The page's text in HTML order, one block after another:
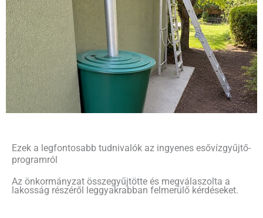
Ezek a legfontosabb tudnivalók az ingyenes esővízgyűjtő-
programról
Az önkormányzat összegyűjtötte és megválaszolta a
lakosság részéről leggyakrabban felmerülő kérdéseket.